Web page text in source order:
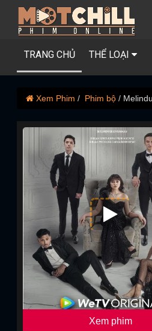
TRANG CHỦ THỂ LOẠI
Xem Phim Phim bộ
Xem phim